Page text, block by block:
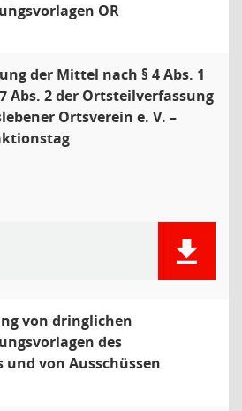
OR
der Mittel nach § 4 Abs. 1
Abs. 2 der Ortsteilverfassung
Ortsverein e. V. –
von dringlichen
des
und von Ausschüssen